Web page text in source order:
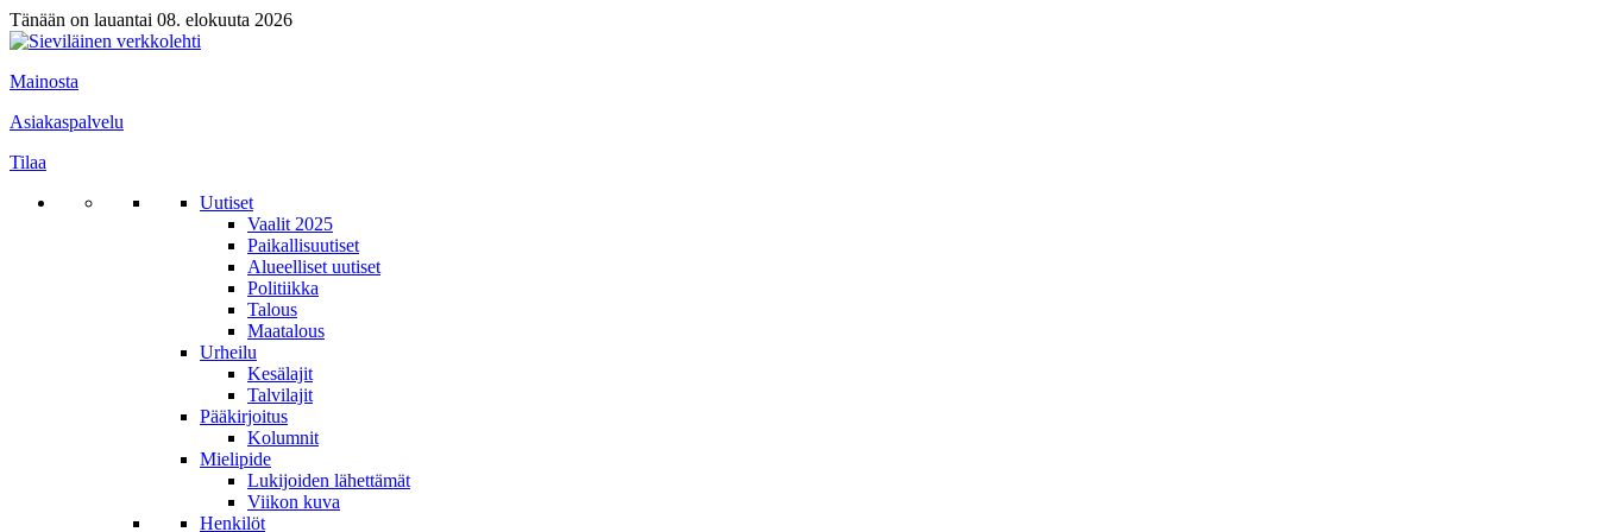
Tänään on lauantai 08. elokuuta 2026
Mainosta
Asiakaspalvelu
Tilaa
Uutiset
Vaalit 2025
Paikallisuutiset
Alueelliset uutiset
Politiikka
Talous
Maatalous
Urheilu
Kesälajit
Talvilajit
Pääkirjoitus
Kolumnit
Mielipide
Lukijoiden lähettämät
Viikon kuva
Henkilöt